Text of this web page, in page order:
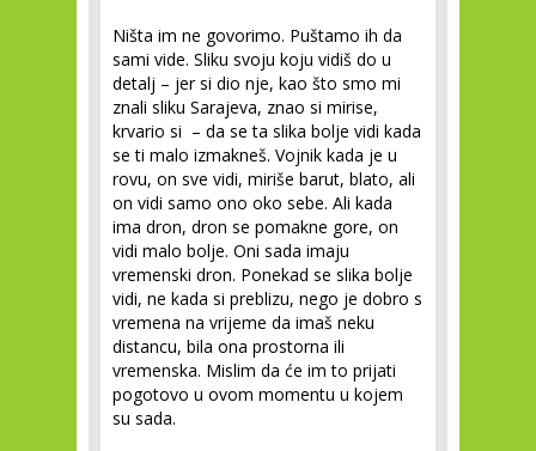
Ništa im ne govorimo. Puštamo ih da
sami vide. Sliku svoju koju vidiš do u
detalj – jer si dio nje, kao što smo mi
znali sliku Sarajeva, znao si mirise,
krvario si – da se ta slika bolje vidi kada
se ti malo izmakneš. Vojnik kada je u
rovu, on sve vidi, miriše barut, blato, ali
on vidi samo ono oko sebe. Ali kada
ima dron, dron se pomakne gore, on
vidi malo bolje. Oni sada imaju
vremenski dron. Ponekad se slika bolje
vidi, ne kada si preblizu, nego je dobro s
vremena na vrijeme da imaš neku
distancu, bila ona prostorna ili
vremenska. Mislim da će im to prijati
pogotovo u ovom momentu u kojem
su sada.